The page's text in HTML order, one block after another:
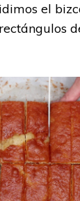
el